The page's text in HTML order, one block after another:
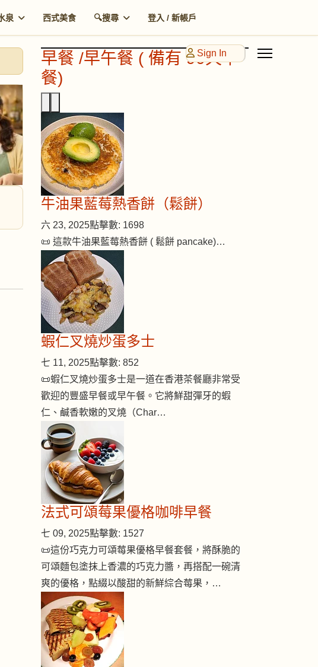
泉 西式美食 🔍搜尋 登入 / 新帳戶
Sign In
早餐 /早午餐 ( 備有 90天早
餐)
牛油果藍莓熱香餅（鬆餅）
六 23, 2025點擊數: 1698
📜 這款牛油果藍莓熱香餅 ( 鬆餅 pancake)…
蝦仁叉燒炒蛋多士
七 11, 2025點擊數: 852
📜蝦仁叉燒炒蛋多士是一道在香港茶餐廳非常受
歡迎的豐盛早餐或早午餐。它將鮮甜彈牙的蝦
仁、鹹香軟嫩的叉燒（Char…
法式可頌莓果優格咖啡早餐
七 09, 2025點擊數: 1527
📜這份巧克力可頌莓果優格早餐套餐，將酥脆的
可頌麵包塗抹上香濃的巧克力醬，再搭配一碗清
爽的優格，點綴以酸甜的新鮮綜合莓果，…